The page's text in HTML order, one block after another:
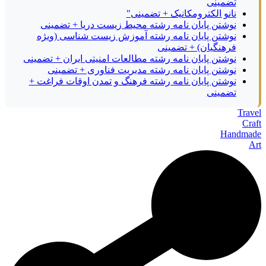
نانو الکترومکانیک + تضمینی"
نوشتن پایان نامه رشته محیط زیست دریا + تضمینی
نوشتن پایان نامه رشته آموزش زیست شناسی (ویژه
فرهنگیان) + تضمینی
نوشتن پایان نامه رشته مطالعات امنیتی ایران + تضمینی
نوشتن پایان نامه رشته مدیریت فناوری + تضمینی
نوشتن پایان نامه رشته فرهنگ و تمدن اوقات فراغت +
تضمینی
Travel
Craft
Handmade
Art